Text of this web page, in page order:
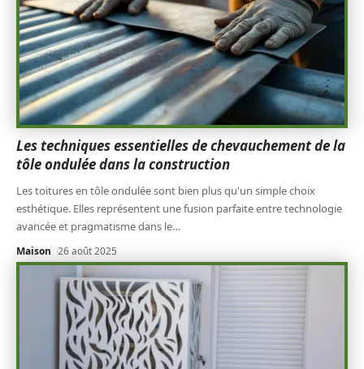
Les techniques essentielles de chevauchement de la
tôle ondulée dans la construction
Les toitures en tôle ondulée sont bien plus qu'un simple choix
esthétique. Elles représentent une fusion parfaite entre technologie
avancée et pragmatisme dans le…
Maison 26 août 2025